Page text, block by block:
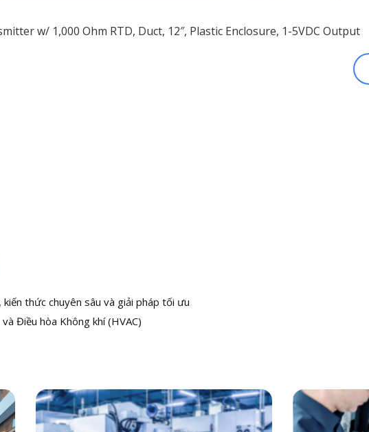
w/ 1,000 Ohm RTD, Duct, 12″, Plastic Enclosure, 1-5VDC Output
thức chuyên sâu và giải pháp tối ưu
Điều hòa Không khí (HVAC)